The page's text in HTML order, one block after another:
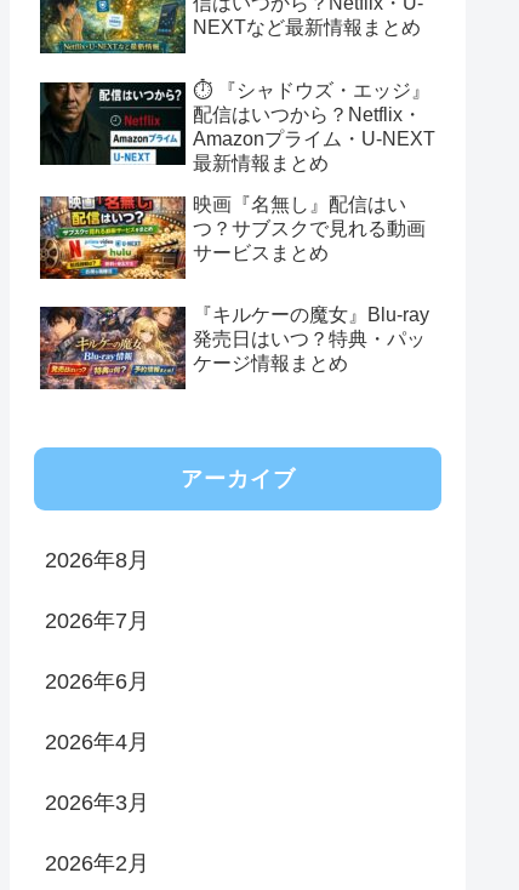
NEXTなど最新情報まとめ
⏱️ 『シャドウズ・エッジ』
配信はいつから？Netflix・
Amazonプライム・U-NEXT
最新情報まとめ
映画『名無し』配信はい
つ？サブスクで見れる動画
サービスまとめ
『キルケーの魔女』Blu-ray
発売日はいつ？特典・パッ
ケージ情報まとめ
アーカイブ
2026年8月
2026年7月
2026年6月
2026年4月
2026年3月
2026年2月